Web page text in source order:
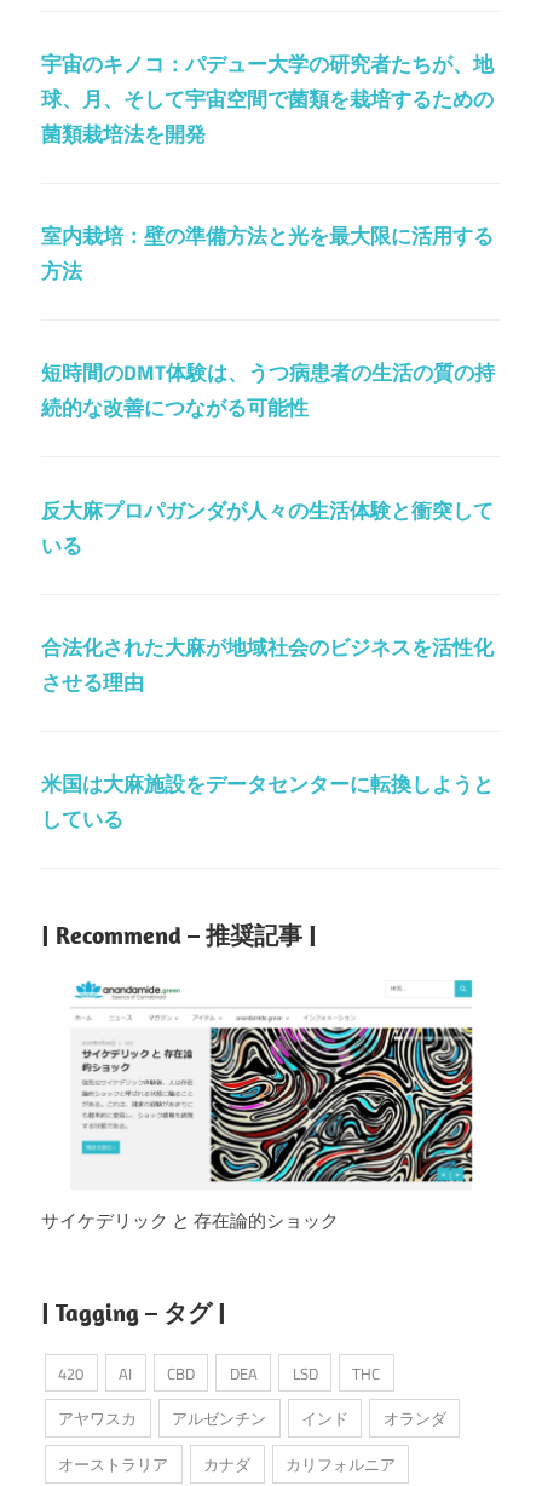
宇宙のキノコ：パデュー大学の研究者たちが、地
球、月、そして宇宙空間で菌類を栽培するための
菌類栽培法を開発
室内栽培：壁の準備方法と光を最大限に活用する
方法
短時間のDMT体験は、うつ病患者の生活の質の持
続的な改善につながる可能性
反大麻プロパガンダが人々の生活体験と衝突して
いる
合法化された大麻が地域社会のビジネスを活性化
させる理由
米国は大麻施設をデータセンターに転換しようと
している
| Recommend – 推奨記事 |
サイケデリック と 存在論的ショック
| Tagging – タグ |
420 AI CBD DEA LSD
THC
アヤワスカ
アルゼンチン インド
オランダ
オーストラリア
カナダ
カリフォルニア